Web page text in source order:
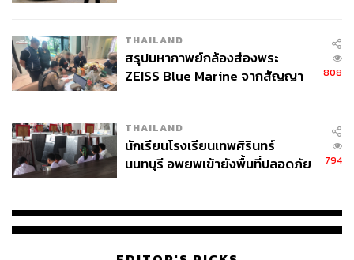
THAILAND
สรุปมหากาพย์กล้องส่องพระ
ZEISS Blue Marine จากสัญญา
จ่ายหนี้-แอบระบุแบรนด์
808
THAILAND
นักเรียนโรงเรียนเทพศิรินทร์
นนทบุรี อพยพเข้ายังพื้นที่ปลอดภัย
794